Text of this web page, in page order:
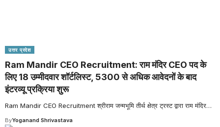
उत्तर प्रदेश
Ram Mandir CEO Recruitment: राम मंदिर CEO पद के
लिए 18 उम्मीदवार शॉर्टलिस्ट, 5300 से अधिक आवेदनों के बाद
इंटरव्यू प्रक्रिया शुरू
Ram Mandir CEO Recruitment श्रीराम जन्मभूमि तीर्थ क्षेत्र ट्रस्ट द्वारा राम मंदिर…
ByYoganand Shrivastava